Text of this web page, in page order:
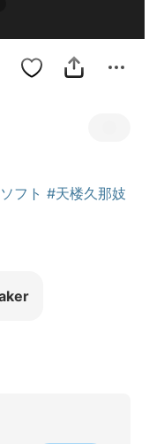
フト #天楼久那妓